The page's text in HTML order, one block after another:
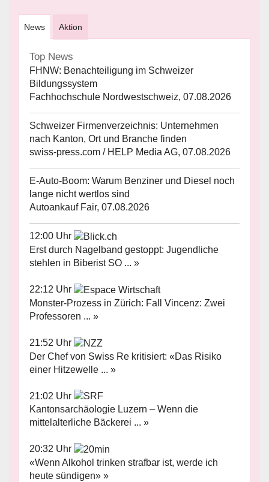
News Aktion
Top News
FHNW: Benachteiligung im Schweizer
Bildungssystem
Fachhochschule Nordwestschweiz, 07.08.2026
Schweizer Firmenverzeichnis: Unternehmen
nach Kanton, Ort und Branche finden
swiss-press.com / HELP Media AG, 07.08.2026
E-Auto-Boom: Warum Benziner und Diesel noch
lange nicht wertlos sind
Autoankauf Fair, 07.08.2026
12:00 Uhr
Erst durch Nagelband gestoppt: Jugendliche
stehlen in Biberist SO ... »
22:12 Uhr
Monster-Prozess in Zürich: Fall Vincenz: Zwei
Professoren ... »
21:52 Uhr
Der Chef von Swiss Re kritisiert: «Das Risiko
einer Hitzewelle ... »
21:02 Uhr
Kantonsarchäologie Luzern – Wenn die
mittelalterliche Bäckerei ... »
20:32 Uhr
«Wenn Alkohol trinken strafbar ist, werde ich
heute sündigen» »